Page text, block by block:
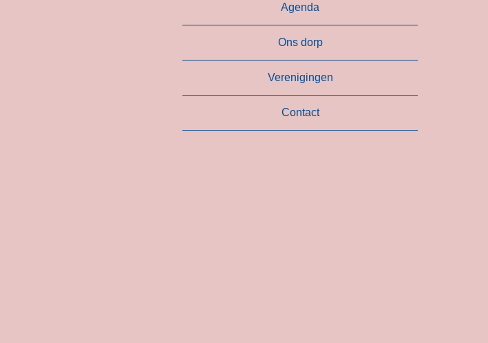
Agenda
Ons dorp
Verenigingen
Contact